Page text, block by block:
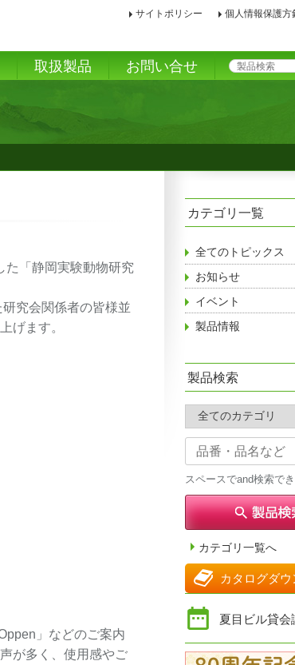
取扱製品 お問い合せ
サイトポリシー 個人情報保護方
た「静岡実験動物研究
究会関係者の皆様並
げます。
」などのご案内
が多く、使用感やご
カテゴリ一覧
全てのトピックス
お知らせ
イベント
製品情報
製品検索
スペースでand検索で
カテゴリ一覧へ
カタログダウ
夏目ビル貸会